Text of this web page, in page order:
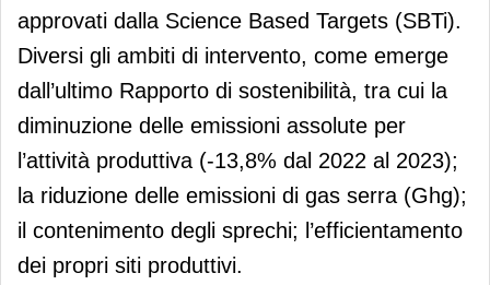
approvati dalla Science Based Targets (SBTi).
Diversi gli ambiti di intervento, come emerge
dall’ultimo Rapporto di sostenibilità, tra cui la
diminuzione delle emissioni assolute per
l’attività produttiva (-13,8% dal 2022 al 2023);
la riduzione delle emissioni di gas serra (Ghg);
il contenimento degli sprechi; l’efficientamento
dei propri siti produttivi.